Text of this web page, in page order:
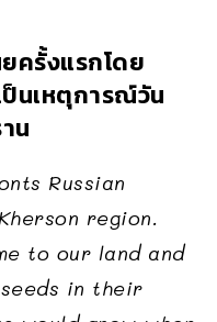
ครั้งแรกโดย
นเหตุการณ์วัน
น
Russian
region.
to our land and
in their